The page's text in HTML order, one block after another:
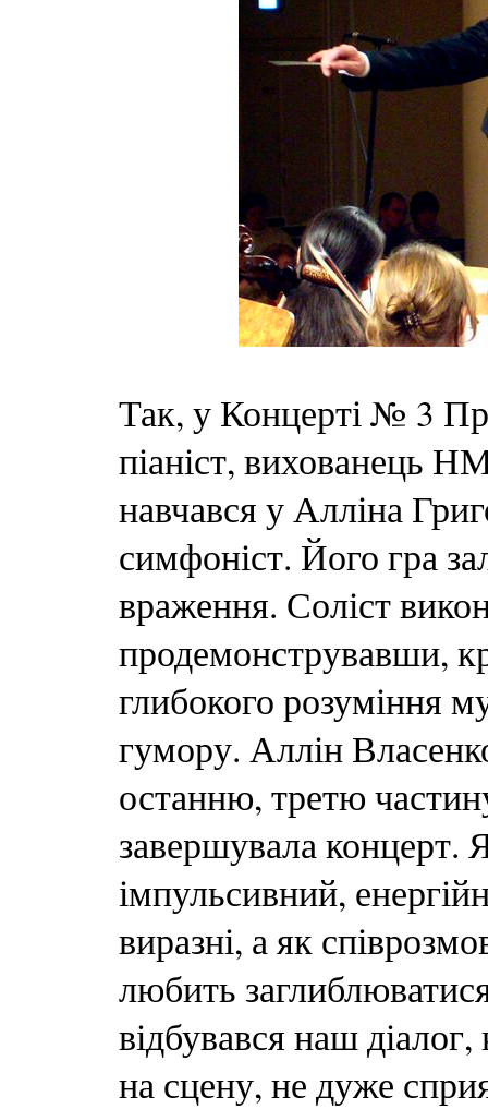
Так, у Концерті № 3
піаніст, вихованець
навчався у Алліна
симфоніст. Його гра
враження. Соліст
продемонструвавши,
глибокого розуміння
гумору. Аллін
останню, третю
завершувала концерт.
імпульсивний,
виразні, а як
любить
відбувався наш
на сцену, не дуже